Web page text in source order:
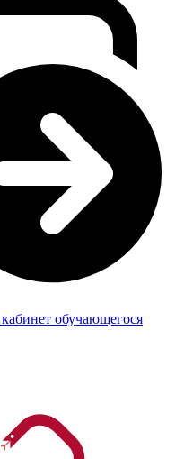
обучающегося